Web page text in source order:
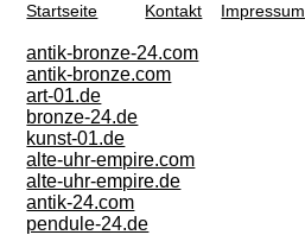
Startseite Kontakt Impressum
antik-bronze-24.com
antik-bronze.com
art-01.de
bronze-24.de
kunst-01.de
alte-uhr-empire.com
alte-uhr-empire.de
antik-24.com
pendule-24.de